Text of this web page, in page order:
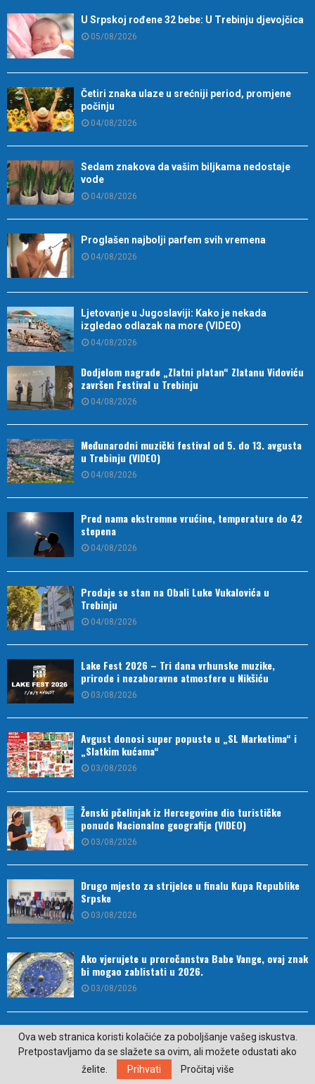
U Srpskoj rođene 32 bebe: U Trebinju djevojčica
05/08/2026
Četiri znaka ulaze u srećniji period, promjene
počinju
04/08/2026
Sedam znakova da vašim biljkama nedostaje
vode
04/08/2026
Proglašen najbolji parfem svih vremena
04/08/2026
Ljetovanje u Jugoslaviji: Kako je nekada
izgledao odlazak na more (VIDEO)
04/08/2026
Dodjelom nagrade „Zlatni platan“ Zlatanu Vidoviću
završen Festival u Trebinju
04/08/2026
Međunarodni muzički festival od 5. do 13. avgusta
u Trebinju (VIDEO)
04/08/2026
Pred nama ekstremne vrućine, temperature do 42
stepena
04/08/2026
Prodaje se stan na Obali Luke Vukalovića u
Trebinju
04/08/2026
Lake Fest 2026 – Tri dana vrhunske muzike,
prirode i nezaboravne atmosfere u Nikšiću
03/08/2026
Avgust donosi super popuste u „SL Marketima“ i
„Slatkim kućama“
03/08/2026
Ženski pčelinjak iz Hercegovine dio turističke
ponude Nacionalne geografije (VIDEO)
03/08/2026
Drugo mjesto za strijelce u finalu Kupa Republike
Srpske
03/08/2026
Ako vjerujete u proročanstva Babe Vange, ovaj znak
bi mogao zablistati u 2026.
03/08/2026
Ime za dječake koje je sve više popularno ima
prelijepo značenje
03/08/2026
Ova web stranica koristi kolačiće za poboljšanje vašeg iskustva.
Pretpostavljamo da se slažete sa ovim, ali možete odustati ako
želite.
Prihvati Pročitaj više